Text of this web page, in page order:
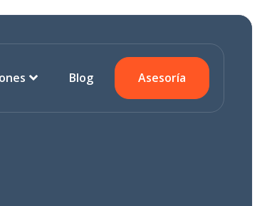
Blog Asesoría